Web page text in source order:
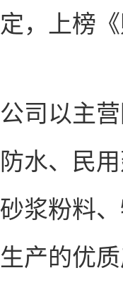
定，上榜
公司以主
防水、民
砂浆粉料
生产的优